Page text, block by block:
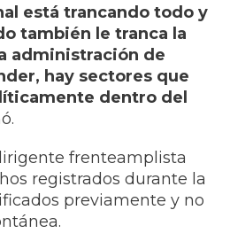
está trancando todo y
también le tranca la
administración de
hay sectores que
dentro del
frenteamplista
registrados durante la
previamente y no